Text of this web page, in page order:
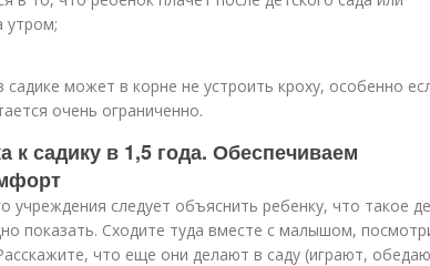
утром;
садике может в корне не устроить кроху, особенно
очень ограниченно.
к садику в 1,5 года. Обеспечиваем
учреждения следует объяснить ребенку, что такое
показать. Сходите туда вместе с малышом,
что еще они делают в саду (играют,